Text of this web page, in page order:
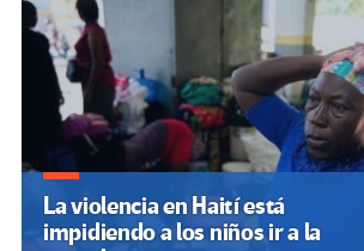
La violencia en Haití está
impidiendo a los niños ir a la